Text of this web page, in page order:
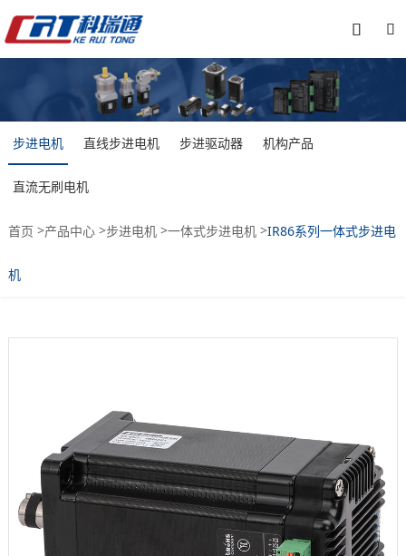


步进电机 直线步进电机 步进驱动器 机构产品
直流无刷电机
首页 >产品中心>步进电机>一体式步进电机>IR86系列一体式步进电
机